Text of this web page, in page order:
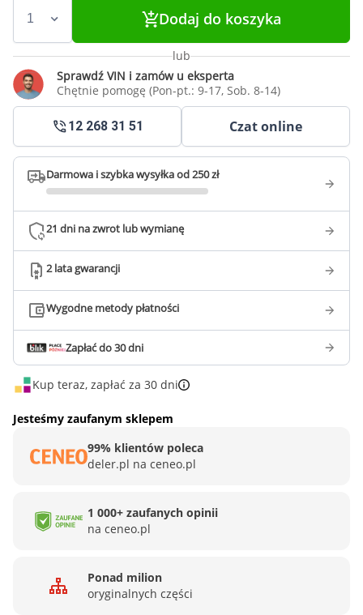
Dodaj do koszyka
lub
Sprawdź VIN i zamów u eksperta
Chętnie pomogę (Pon-pt.: 9-17, Sob. 8-14)
12 268 31 51 Czat online
Darmowa i szybka wysyłka od 250 zł
21 dni na zwrot lub wymianę
2 lata gwarancji
Wygodne metody płatności
Zapłać do 30 dni
Kup teraz, zapłać za 30 dni
Jesteśmy zaufanym sklepem
99% klientów poleca
deler.pl na ceneo.pl
1 000+ zaufanych opinii
na ceneo.pl
Ponad milion
oryginalnych części